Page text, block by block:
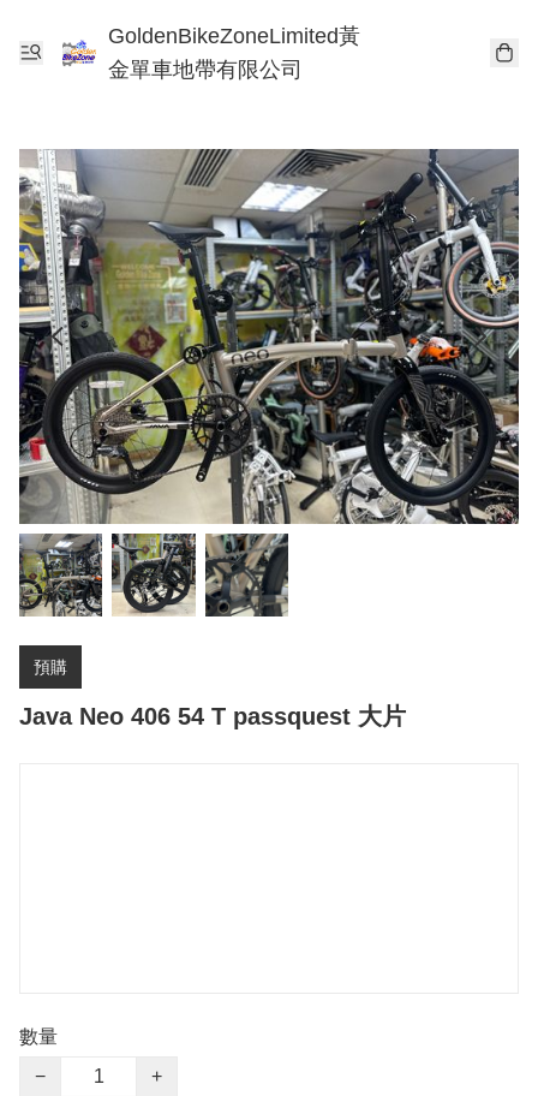
GoldenBikeZoneLimited黃
金單車地帶有限公司
預購
Java Neo 406 54 T passquest 大片
數量
−
+